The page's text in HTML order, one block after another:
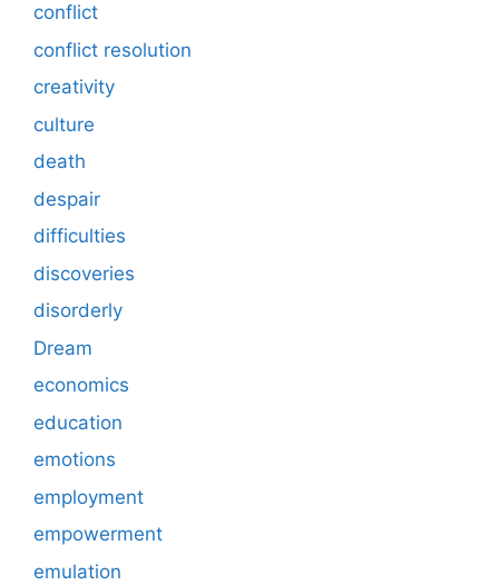
conflict
conflict resolution
creativity
culture
death
despair
difficulties
discoveries
disorderly
Dream
economics
education
emotions
employment
empowerment
emulation